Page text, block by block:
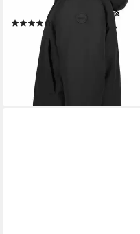
aus Polyester
96,99 €
lieferbar - in 2-3 Werktagen bei dir